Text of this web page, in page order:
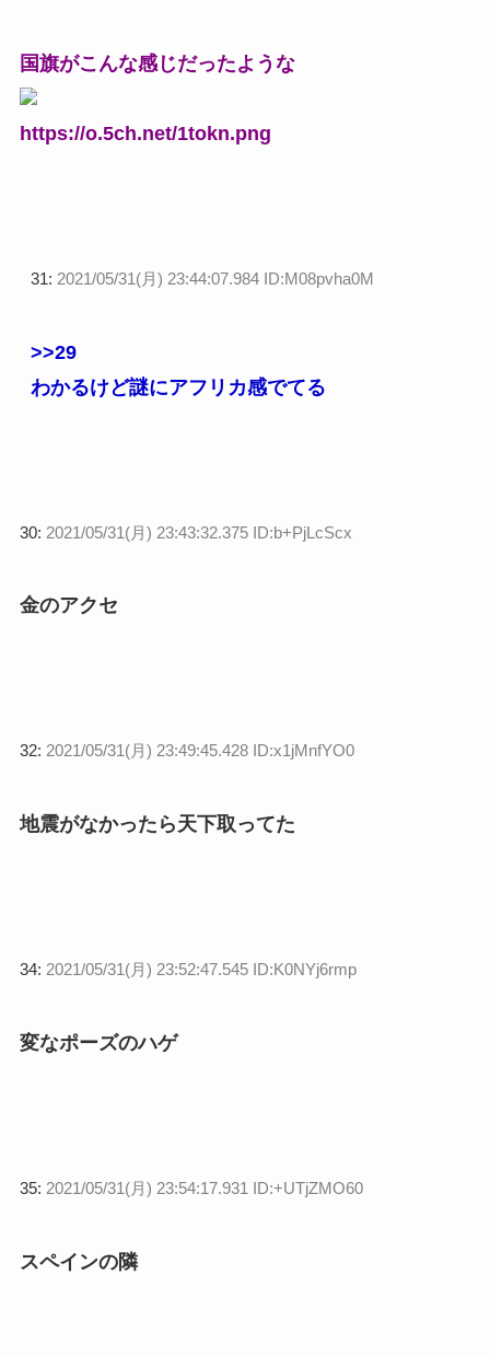
国旗がこんな感じだったような
https://o.5ch.net/1tokn.png
31: 2021/05/31(月) 23:44:07.984 ID:M08pvha0M
>>29
わかるけど謎にアフリカ感でてる
30: 2021/05/31(月) 23:43:32.375 ID:b+PjLcScx
金のアクセ
32: 2021/05/31(月) 23:49:45.428 ID:x1jMnfYO0
地震がなかったら天下取ってた
34: 2021/05/31(月) 23:52:47.545 ID:K0NYj6rmp
変なポーズのハゲ
35: 2021/05/31(月) 23:54:17.931 ID:+UTjZMO60
スペインの隣